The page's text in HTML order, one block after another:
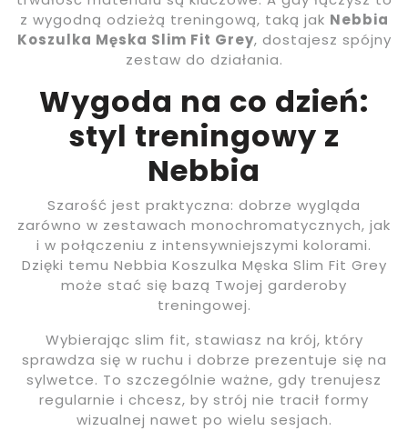
z wygodną odzieżą treningową, taką jak Nebbia
Koszulka Męska Slim Fit Grey, dostajesz spójny
zestaw do działania.
Wygoda na co dzień:
styl treningowy z
Nebbia
Szarość jest praktyczna: dobrze wygląda
zarówno w zestawach monochromatycznych, jak
i w połączeniu z intensywniejszymi kolorami.
Dzięki temu Nebbia Koszulka Męska Slim Fit Grey
może stać się bazą Twojej garderoby
treningowej.
Wybierając slim fit, stawiasz na krój, który
sprawdza się w ruchu i dobrze prezentuje się na
sylwetce. To szczególnie ważne, gdy trenujesz
regularnie i chcesz, by strój nie tracił formy
wizualnej nawet po wielu sesjach.